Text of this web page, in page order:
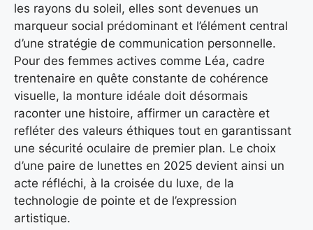
les rayons du soleil, elles sont devenues un
marqueur social prédominant et l’élément central
d’une stratégie de communication personnelle.
Pour des femmes actives comme Léa, cadre
trentenaire en quête constante de cohérence
visuelle, la monture idéale doit désormais
raconter une histoire, affirmer un caractère et
refléter des valeurs éthiques tout en garantissant
une sécurité oculaire de premier plan. Le choix
d’une paire de lunettes en 2025 devient ainsi un
acte réfléchi, à la croisée du luxe, de la
technologie de pointe et de l’expression
artistique.